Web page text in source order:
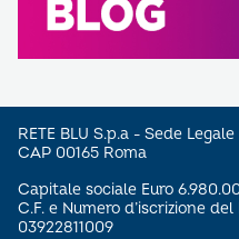
RETE BLU S.p.a - Sede
CAP 00165 Roma
Capitale sociale Euro
C.F. e Numero d’iscrizione
03922811009